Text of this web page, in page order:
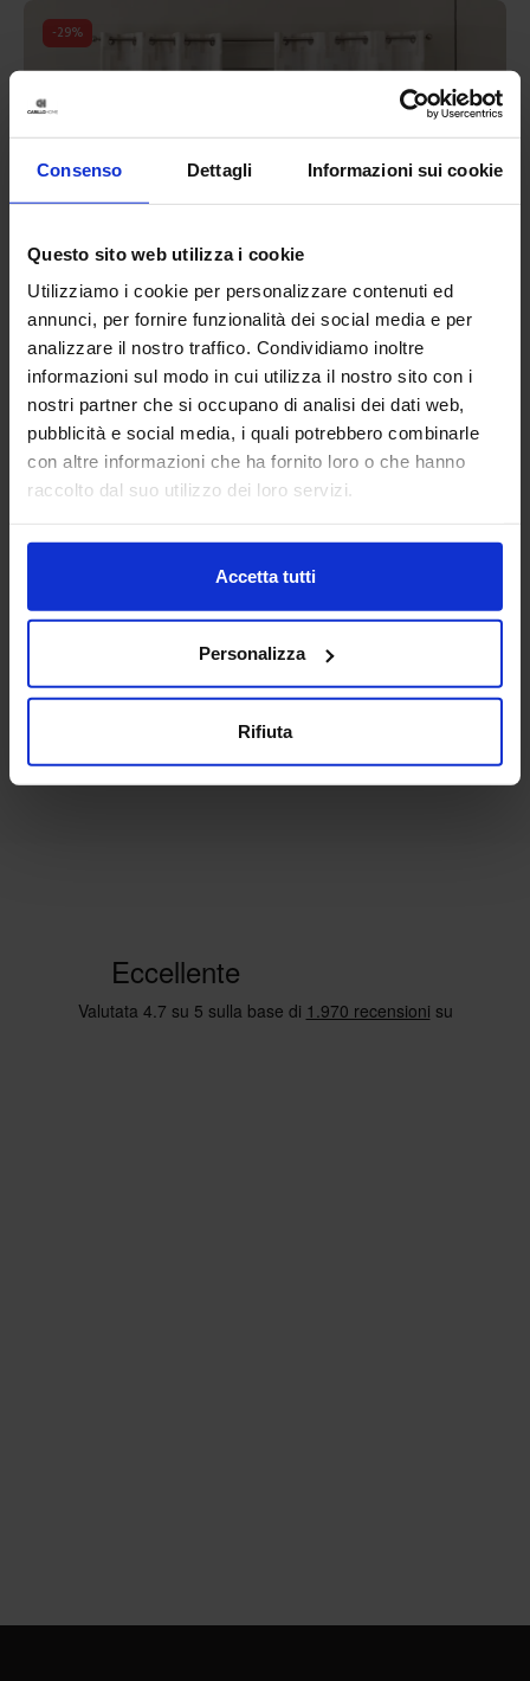
Consenso Dettagli Informazioni sui cookie
Questo sito web utilizza i cookie
Utilizziamo i cookie per personalizzare contenuti ed
annunci, per fornire funzionalità dei social media e per
analizzare il nostro traffico. Condividiamo inoltre
informazioni sul modo in cui utilizza il nostro sito con i
nostri partner che si occupano di analisi dei dati web,
pubblicità e social media, i quali potrebbero combinarle
con altre informazioni che ha fornito loro o che hanno
raccolto dal suo utilizzo dei loro servizi.
Accetta tutti
Personalizza
Rifiuta
-12
Colori disponibili
TiffanyArancione
Rosa